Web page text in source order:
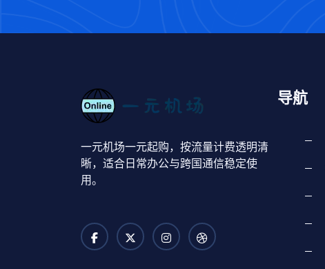
一元机场一元起购，按流量计费透明清
晰，适合日常办公与跨国通信稳定使
用。
导航